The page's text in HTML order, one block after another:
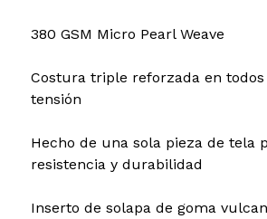
380 GSM Micro Pearl Weave
Costura triple reforzada en
tensión
Hecho de una sola pieza de tela
resistencia y durabilidad
Inserto de solapa de goma